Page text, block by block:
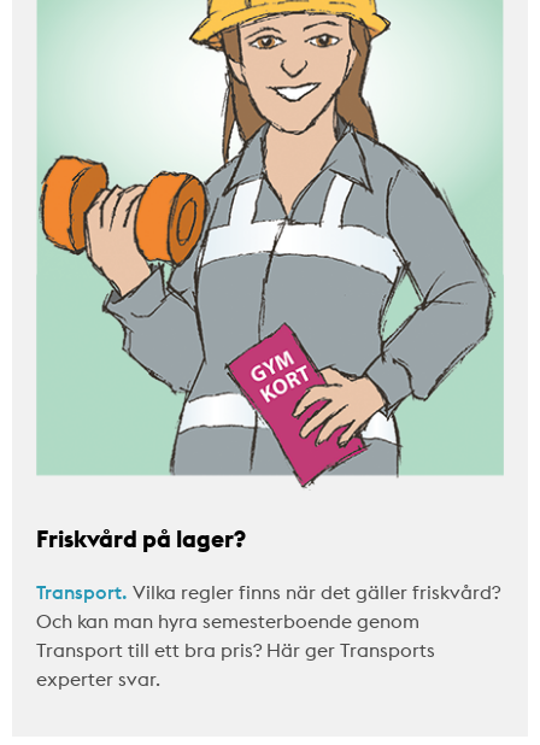
Friskvård på lager?
Transport. Vilka regler finns när det gäller friskvård?
Och kan man hyra semesterboende genom
Transport till ett bra pris? Här ger Transports
experter svar.